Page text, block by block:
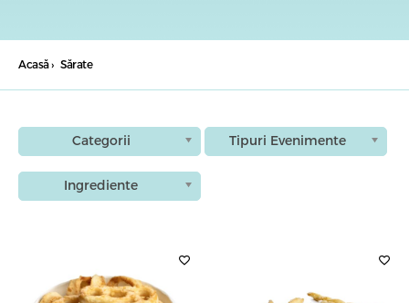
Acasă› Sărate
Categorii Tipuri Evenimente
Ingrediente